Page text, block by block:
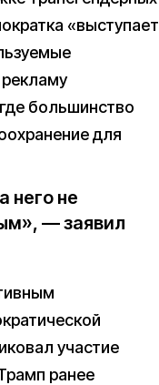
«выступает
большинство
для
него не
— заявил
участие
ранее